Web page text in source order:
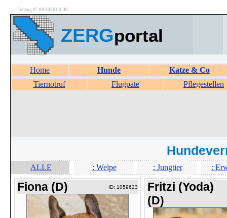
Freitag, 07.08.2026 04:39
ZERGportal
Home Hunde
Katze & Co
Tiernotruf
Flugpate Pflegestellen
ALLE : Welpe : Jungtier :
Fiona (D) ID: 1059623
Fritzi (Yoda)
(D)